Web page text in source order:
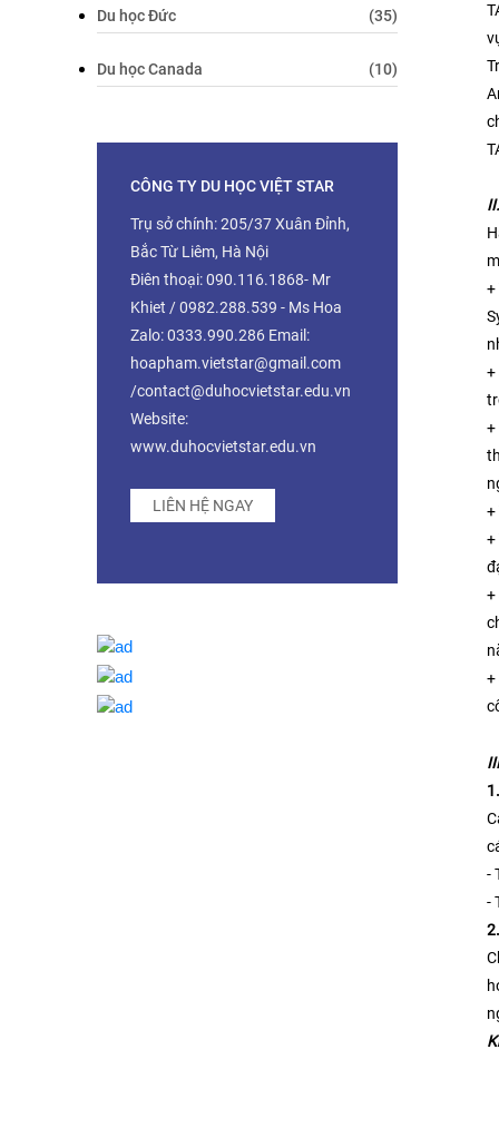
Du học Đức (35)
Du học Canada (10)
CÔNG TY DU HỌC VIỆT STAR
Trụ sở chính: 205/37 Xuân Đỉnh,
Bắc Từ Liêm, Hà Nội
Điên thoại: 090.116.1868- Mr
Khiet / 0982.288.539 - Ms Hoa
Zalo: 0333.990.286 Email:
hoapham.vietstar@gmail.com
/contact@duhocvietstar.edu.vn
Website:
www.duhocvietstar.edu.vn
LIÊN HỆ NGAY
+
+
+
+
+
+
+
-
-